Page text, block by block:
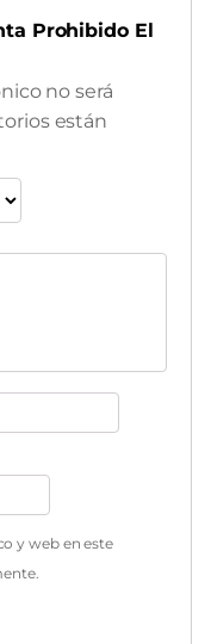
Prohibido El
no será
están
y web en este